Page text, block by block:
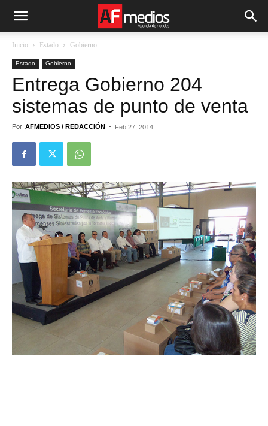
Inicio Estado Gobierno
Estado Gobierno
Entrega Gobierno 204
sistemas de punto de venta
Por AFMEDIOS / REDACCIÓN - Feb 27, 2014